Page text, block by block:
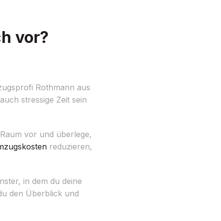
vor?
Rothmann aus
stressige Zeit sein
vor und überlege,
reduzieren,
in dem du deine
den Überblick und